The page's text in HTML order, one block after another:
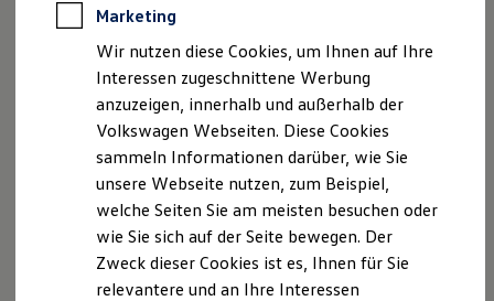
Rekuperation
Laden unterwegs
Laden Zuhause
Ladestationen finden
Ladezeitensimulator
Batterie
Sicherheit
Nachhaltigkeit
Technologie
Kosten und Kauf
Kaufoptionen
E-Auto-Förderung
USt.-ID: DE 250 121 856
Handelsregister: Bamberg HRB 4811
Steuernummer: 217/152/01108
Versicherungsvermittlerregister: D-R4JO-P59TZ-88
Hinweis gemäß § 36
Verbraucherstreitbeilegungsgesetz (VSBG)
Marketing
Wir nutzen diese Cookies, um Ihnen auf Ihre
Interessen zugeschnittene Werbung
anzuzeigen, innerhalb und außerhalb der
Volkswagen Webseiten. Diese Cookies
sammeln Informationen darüber, wie Sie
unsere Webseite nutzen, zum Beispiel,
welche Seiten Sie am meisten besuchen oder
wie Sie sich auf der Seite bewegen. Der
Zweck dieser Cookies ist es, Ihnen für Sie
relevantere und an Ihre Interessen